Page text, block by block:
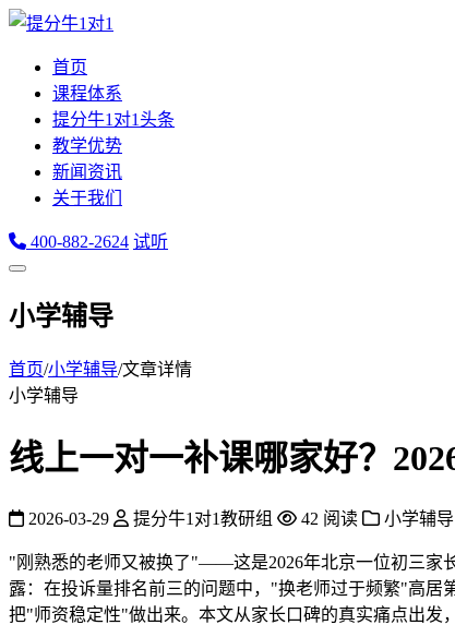
首页
课程体系
提分牛1对1头条
教学优势
新闻资讯
关于我们
400-882-2624 试听
小学辅导
首页/小学辅导/文章详情
小学辅导
线上一对一补课哪家好？
2026-03-29 提分牛1对1教研组 42 阅读 小学辅导
"刚熟悉的老师又被换了"——这是2026年北京一位初三家
露：在投诉量排名前三的问题中，"换老师过于频繁"高居
把"师资稳定性"做出来。本文从家长口碑的真实痛点出发